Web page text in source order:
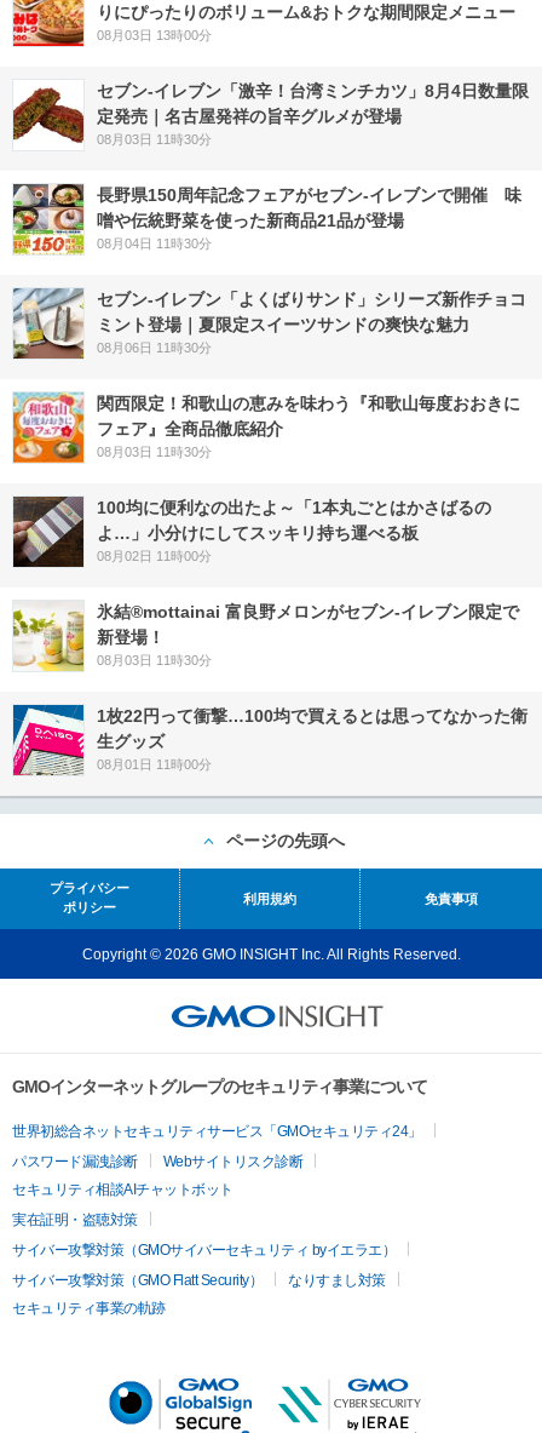
りにぴったりのボリューム&おトクな期間限定メニュー
08月03日 13時00分
セブン-イレブン「激辛！台湾ミンチカツ」8月4日数量限
定発売｜名古屋発祥の旨辛グルメが登場
08月03日 11時30分
長野県150周年記念フェアがセブン-イレブンで開催 味
噌や伝統野菜を使った新商品21品が登場
08月04日 11時30分
セブン‐イレブン「よくばりサンド」シリーズ新作チョコ
ミント登場｜夏限定スイーツサンドの爽快な魅力
08月06日 11時30分
関西限定！和歌山の恵みを味わう『和歌山毎度おおきに
フェア』全商品徹底紹介
08月03日 11時30分
100均に便利なの出たよ～「1本丸ごとはかさばるの
よ…」小分けにしてスッキリ持ち運べる板
08月02日 11時00分
氷結®mottainai 富良野メロンがセブン‐イレブン限定で
新登場！
08月03日 11時30分
1枚22円って衝撃…100均で買えるとは思ってなかった衛
生グッズ
08月01日 11時00分
ページの先頭へ
プライバシー
ポリシー
利用規約 免責事項
Copyright © 2026 GMO INSIGHT Inc. All Rights Reserved.
GMOインターネットグループのセキュリティ事業について
世界初総合ネットセキュリティサービス「GMOセキュリティ24」
パスワード漏洩診断
Webサイトリスク診断
セキュリティ相談AIチャットボット
実在証明・盗聴対策
サイバー攻撃対策（GMOサイバーセキュリティ byイエラエ）
サイバー攻撃対策（GMO Flatt Security）
なりすまし対策
セキュリティ事業の軌跡